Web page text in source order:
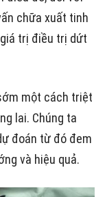
chữa xuất tinh
trị điều trị dứt
một cách triệt
lai. Chúng ta
đoán từ đó đem
và hiệu quả.